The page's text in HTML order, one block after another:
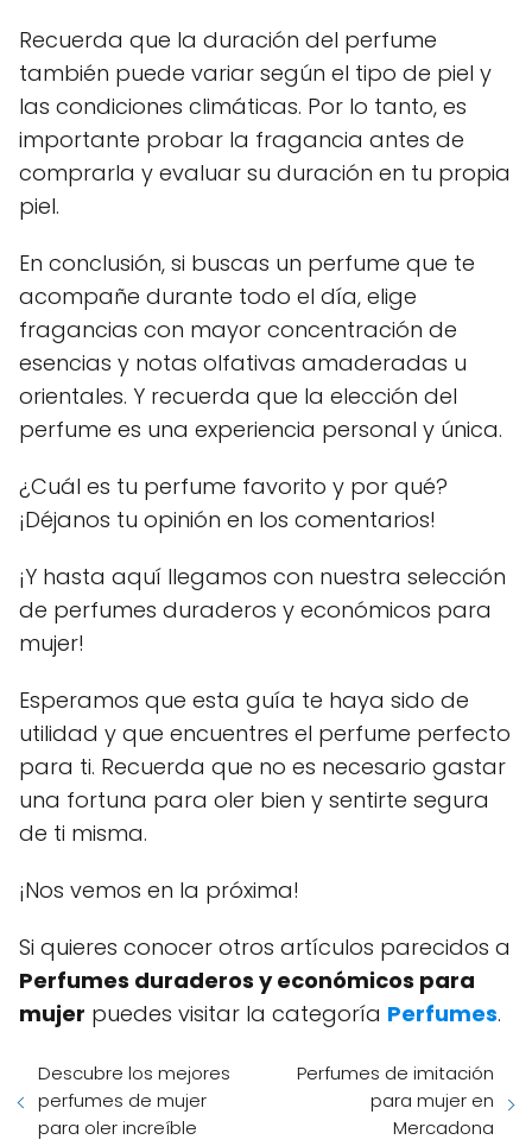
Recuerda que la duración del perfume
también puede variar según el tipo de piel y
las condiciones climáticas. Por lo tanto, es
importante probar la fragancia antes de
comprarla y evaluar su duración en tu propia
piel.
En conclusión, si buscas un perfume que te
acompañe durante todo el día, elige
fragancias con mayor concentración de
esencias y notas olfativas amaderadas u
orientales. Y recuerda que la elección del
perfume es una experiencia personal y única.
¿Cuál es tu perfume favorito y por qué?
¡Déjanos tu opinión en los comentarios!
¡Y hasta aquí llegamos con nuestra selección
de perfumes duraderos y económicos para
mujer!
Esperamos que esta guía te haya sido de
utilidad y que encuentres el perfume perfecto
para ti. Recuerda que no es necesario gastar
una fortuna para oler bien y sentirte segura
de ti misma.
¡Nos vemos en la próxima!
Si quieres conocer otros artículos parecidos a
Perfumes duraderos y económicos para
mujer puedes visitar la categoría Perfumes.
Descubre los mejores
perfumes de mujer
para oler increíble
Perfumes de imitación
para mujer en
Mercadona